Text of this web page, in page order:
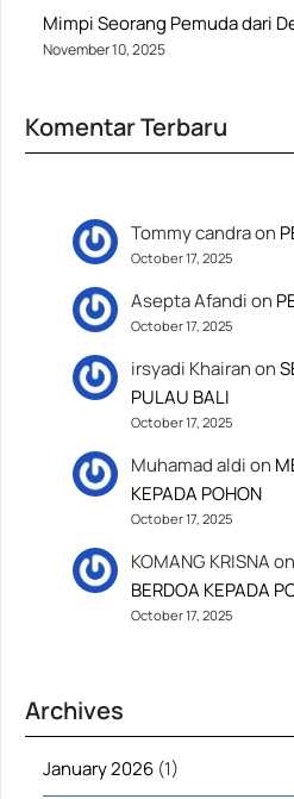
Mimpi Seorang Pemuda dari
November 10, 2025
Komentar Terbaru
Tommy candraon
October 17, 2025
Asepta Afandion
October 17, 2025
irsyadi Khairanon
PULAU BALI
October 17, 2025
Muhamad aldion
KEPADA POHON
October 17, 2025
KOMANG KRISNAon
BERDOA KEPADA
October 17, 2025
Archives
January 2026 (1)